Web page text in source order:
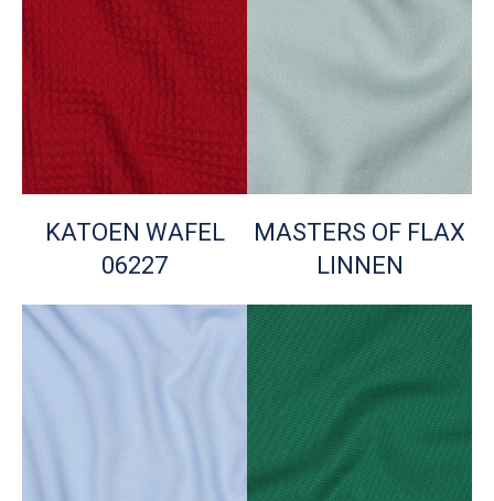
KATOEN WAFEL
06227
MASTERS OF FLAX
LINNEN